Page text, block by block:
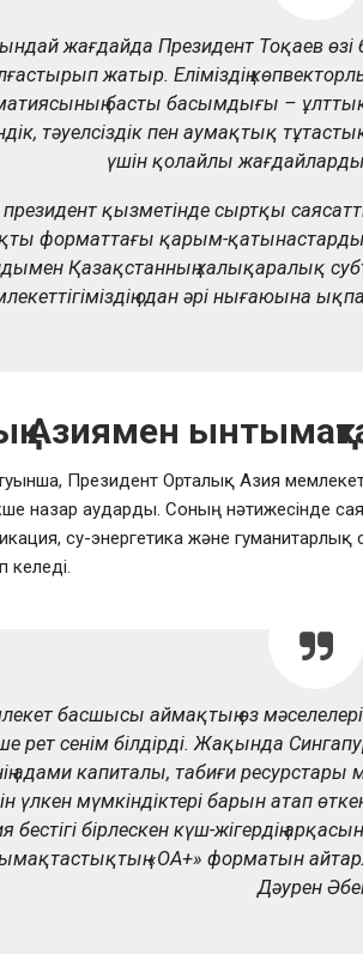
жағдайда Президент Тоқаев өзі
жатыр. Еліміздің
басты басымдығы – ұлттық
тәуелсіздік пен аумақтық
үшін қолайлы
президент қызметінде сыртқы
форматтағы қарым-қатынастарды
Қазақстанның халықаралық
одан әрі нығаюына
Азиямен
Президент Орталық Азия
назар аударды. Соның нәтижесінде
су-энергетика және
келеді.
басшысы аймақтың өз
рет сенім білдірді. Жақында
адами капиталы, табиғи ресурстары
үлкен мүмкіндіктері барын атап
бестігі бірлескен күш-жігердің
«ОA+» форматын
Дәурен